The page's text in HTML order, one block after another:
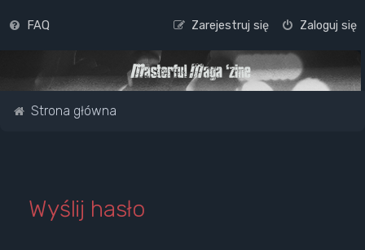
FAQ Zaloguj się
Zarejestruj się
Strona główna
Wyślij hasło